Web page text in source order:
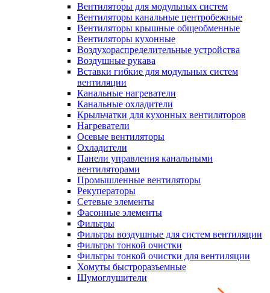
Вентиляторы для модульных систем
Вентиляторы канальные центробежные
Вентиляторы крышные общеобменные
Вентиляторы кухонные
Воздухораспределительные устройства
Воздушные рукава
Вставки гибкие для модульных систем
вентиляции
Канальные нагреватели
Канальные охладители
Крыльчатки для кухонных вентиляторов
Нагреватели
Осевые вентиляторы
Охладители
Панели управления канальными
вентиляторами
Промышленные вентиляторы
Рекуператоры
Сетевые элементы
Фасонные элементы
Фильтры
Фильтры воздушные для систем вентиляции
Фильтры тонкой очистки
Фильтры тонкой очистки для вентиляции
Хомуты быстроразъемные
Шумоглушители